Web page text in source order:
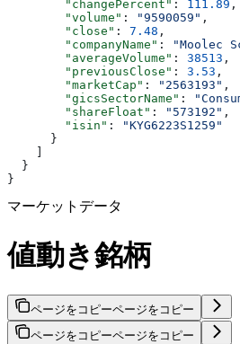
        "changePercent"
: 111.89 ,
        "volume"
: "9590059" ,
        "close"
: 7.48 ,
        "companyName"
: "Moolec
        "averageVolume"
: 38513 ,
        "previousClose"
: 3.53 ,
        "marketCap"
: "2563193" ,
        "gicsSectorName"
:
        "shareFloat"
: "573192" ,
        "isin"
:
"KYG6223S1259"
      }
  }
}
マーケットデータ
値動き銘柄
ページをコピーページをコピー
ページをコピーページをコピー